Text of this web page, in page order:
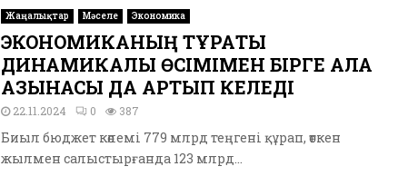
Жаңалықтар Мәселе Экономика
ЭКОНОМИКАНЫҢ ТҰРАҚТЫ
ДИНАМИКАЛЫҚ ӨСІМІМЕН БІРГЕ ҚАЛА
ҚАЗЫНАСЫ ДА АРТЫП КЕЛЕДІ
22.11.2024 0 387
Биыл бюджет көлемі 779 млрд теңгені құрап, өткен
жылмен салыстырғанда 123 млрд...